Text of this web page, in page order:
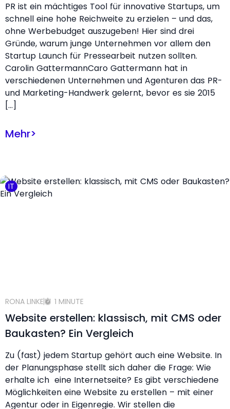
PR ist ein mächtiges Tool für innovative Startups, um
schnell eine hohe Reichweite zu erzielen – und das,
ohne Werbebudget auszugeben! Hier sind drei
Gründe, warum junge Unternehmen vor allem den
Startup Launch für Pressearbeit nutzen sollten.
Carolin GattermannCaro Gattermann hat in
verschiedenen Unternehmen und Agenturen das PR-
und Marketing-Handwerk gelernt, bevor es sie 2015
[…]
Mehr>
IT
RONA LINKE 1 MINUTE
Website erstellen: klassisch, mit CMS oder
Baukasten? Ein Vergleich
Zu (fast) jedem Startup gehört auch eine Website. In
der Planungsphase stellt sich daher die Frage: Wie
erhalte ich eine Internetseite? Es gibt verschiedene
Möglichkeiten eine Website zu erstellen – mit einer
Agentur oder in Eigenregie. Wir stellen die